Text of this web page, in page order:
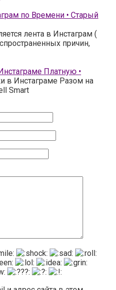
по Времени • Старый
лента в Инстаграм (
причин,
Платную •
в Инстаграме Разом на
Smart